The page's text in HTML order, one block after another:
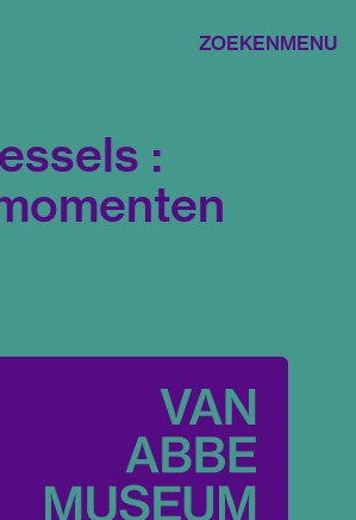
ZOEKENMENU
: